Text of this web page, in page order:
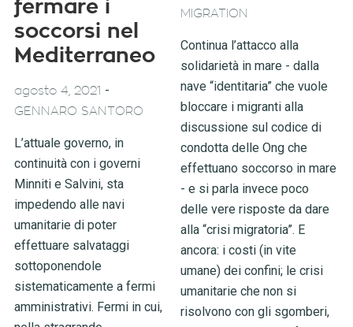
fermare i
soccorsi nel
Mediterraneo
agosto 4, 2021 -
GENNARO SANTORO
L’attuale governo, in
continuità con i governi
Minniti e Salvini, sta
impedendo alle navi
umanitarie di poter
effettuare salvataggi
sottoponendole
sistematicamente a fermi
amministrativi. Fermi in cui,
MIGRATION
Continua l’attacco alla
solidarietà in mare - dalla
nave “identitaria” che vuole
bloccare i migranti alla
discussione sul codice di
condotta delle Ong che
effettuano soccorso in mare
- e si parla invece poco
delle vere risposte da dare
alla “crisi migratoria”. E
ancora: i costi (in vite
umane) dei confini; le crisi
umanitarie che non si
risolvono con gli sgomberi,